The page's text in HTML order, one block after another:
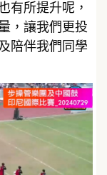
有所提升呢，
，讓我們更投
陪伴我們同學